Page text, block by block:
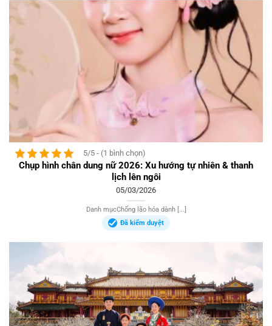
5/5 - (1 bình chọn)
Chụp hình chân dung nữ 2026: Xu hướng tự nhiên & thanh
lịch lên ngôi
05/03/2026
Danh mụcChống lão hóa dành [...]
Đã kiểm duyệt